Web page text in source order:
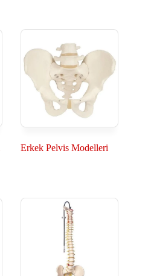
Erkek Pelvis Modelleri